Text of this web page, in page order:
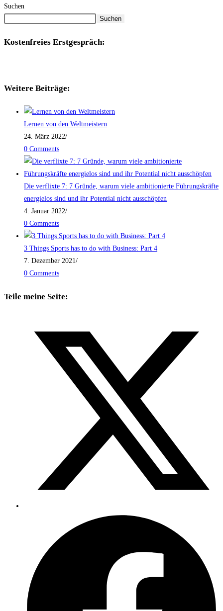
Suchen
Suchen
Kostenfreies Erstgespräch:
Weitere Beiträge:
Lernen von den Weltmeistern
24. März 2022/
0 Comments
Die verflixte 7: 7 Gründe, warum viele ambitionierte Führungskräfte
energielos sind und ihr Potential nicht ausschöpfen
4. Januar 2022/
0 Comments
3 Things Sports has to do with Business: Part 4
7. Dezember 2021 /
0 Comments
Teile meine Seite: